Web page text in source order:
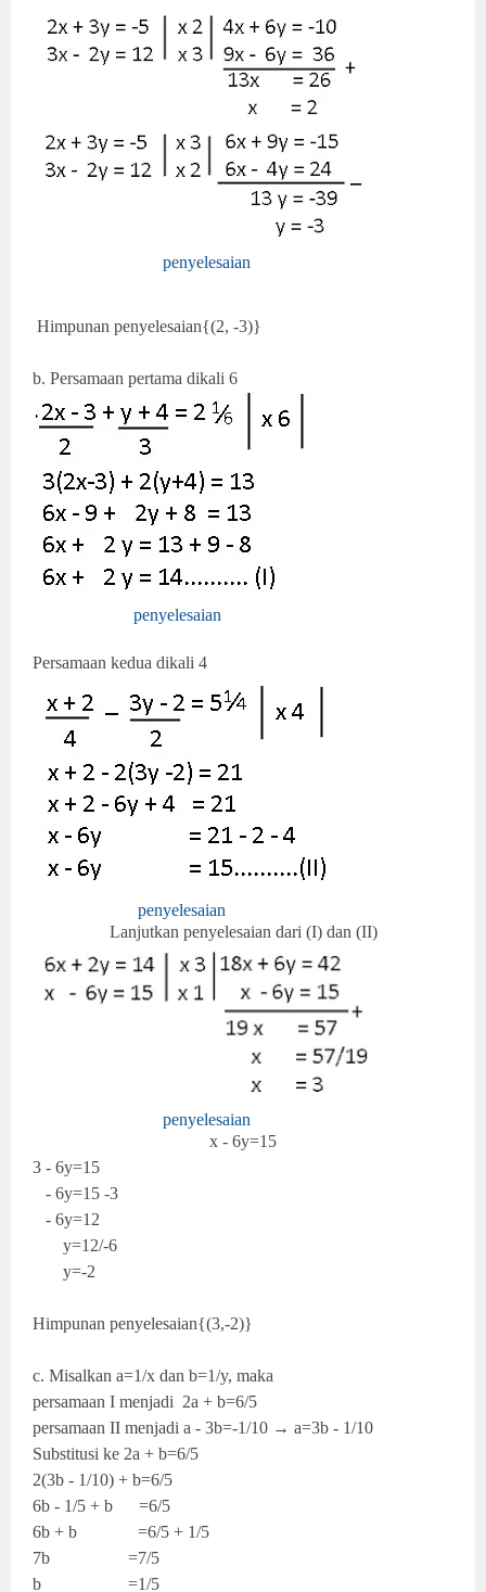
penyelesaian
Himpunan penyelesaian{(2, -3)}
b. Persamaan pertama dikali 6
penyelesaian
Persamaan kedua dikali 4
penyelesaian
Lanjutkan penyelesaian dari (I) dan (II)
penyelesaian
x - 6y=15
3 - 6y=15
- 6y=15 -3
- 6y=12
y=12/-6
y=-2
Himpunan penyelesaian{(3,-2)}
c. Misalkan a=1/x dan b=1/y, maka
persamaan I menjadi 2a + b=6/5
persamaan II menjadi a - 3b=-1/10 → a=3b - 1/10
Substitusi ke 2a + b=6/5
2(3b - 1/10) + b=6/5
6b - 1/5 + b =6/5
6b + b =6/5 + 1/5
7b =7/5
b =1/5